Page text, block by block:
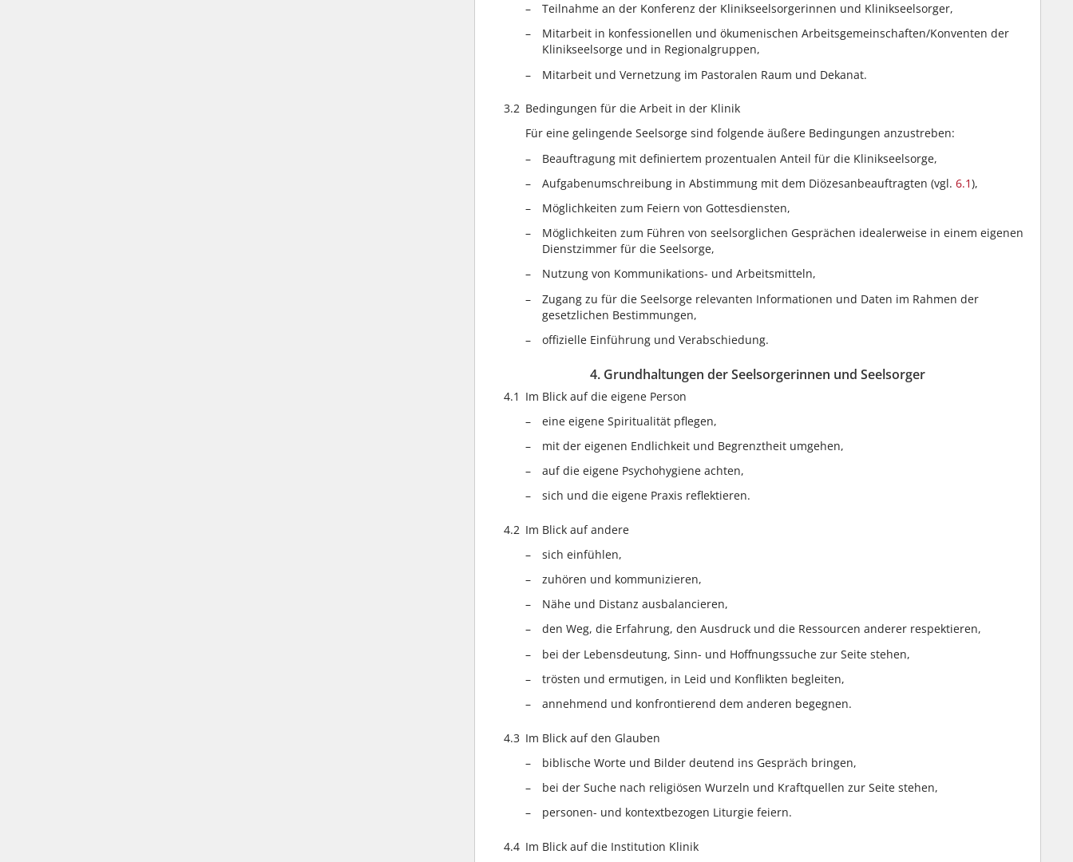
Teilnahme an der Konferenz der Klinikseelsorgerinnen und Klinikseelsorger,
Mitarbeit in konfessionellen und ökumenischen Arbeitsgemeinschaften/Konventen der
Klinikseelsorge und in Regionalgruppen,
Mitarbeit und Vernetzung im Pastoralen Raum und Dekanat.
3.2 Bedingungen für die Arbeit in der Klinik
Für eine gelingende Seelsorge sind folgende äußere Bedingungen anzustreben:
Beauftragung mit definiertem prozentualen Anteil für die Klinikseelsorge,
Aufgabenumschreibung in Abstimmung mit dem Diözesanbeauftragten (vgl. 6.1),
Möglichkeiten zum Feiern von Gottesdiensten,
Möglichkeiten zum Führen von seelsorglichen Gesprächen idealerweise in einem eigenen
Dienstzimmer für die Seelsorge,
Nutzung von Kommunikations- und Arbeitsmitteln,
Zugang zu für die Seelsorge relevanten Informationen und Daten im Rahmen der
gesetzlichen Bestimmungen,
offizielle Einführung und Verabschiedung.
4. Grundhaltungen der Seelsorgerinnen und Seelsorger
4.1 Im Blick auf die eigene Person
eine eigene Spiritualität pflegen,
mit der eigenen Endlichkeit und Begrenztheit umgehen,
auf die eigene Psychohygiene achten,
sich und die eigene Praxis reflektieren.
4.2 Im Blick auf andere
sich einfühlen,
zuhören und kommunizieren,
Nähe und Distanz ausbalancieren,
den Weg, die Erfahrung, den Ausdruck und die Ressourcen anderer respektieren,
bei der Lebensdeutung, Sinn- und Hoffnungssuche zur Seite stehen,
trösten und ermutigen, in Leid und Konflikten begleiten,
annehmend und konfrontierend dem anderen begegnen.
4.3 Im Blick auf den Glauben
biblische Worte und Bilder deutend ins Gespräch bringen,
bei der Suche nach religiösen Wurzeln und Kraftquellen zur Seite stehen,
personen- und kontextbezogen Liturgie feiern.
4.4 Im Blick auf die Institution Klinik